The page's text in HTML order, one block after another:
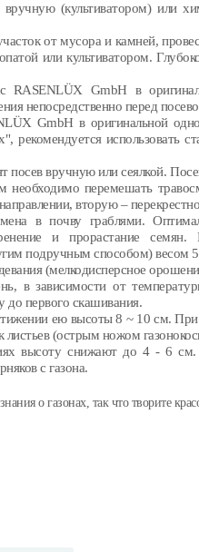
(культиватором) или
от мусора и камней,
или культиватором.
RASENLÜX GmbH в
непосредственно перед
GmbH в оригинальной
рекомендуется использовать
посев вручную или сеялкой.
необходимо перемешать
вторую –
в почву граблями.
и прорастание семян.
подручным способом) весом
(мелкодисперсное
в зависимости от
до первого скашивания.
ею высоты 8 ~ 10 см.
листьев (острым ножом
высоту снижают до 4 - 6 см.
с газона.
о газонах, так что творите